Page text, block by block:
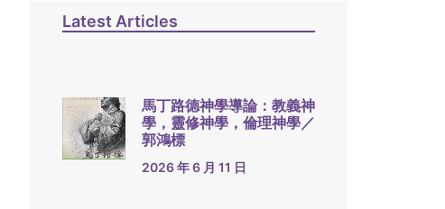
Latest Articles
馬丁路德神學導論：教義神
學，靈修神學，倫理神學／
郭鴻標
2026 年 6 月 11 日